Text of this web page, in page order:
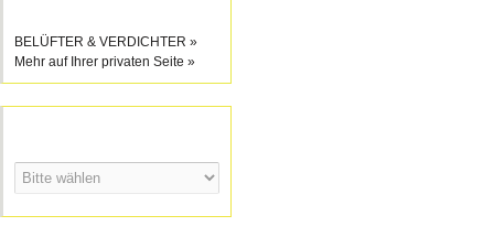
BELÜFTER & VERDICHTER »
Mehr auf Ihrer privaten Seite »